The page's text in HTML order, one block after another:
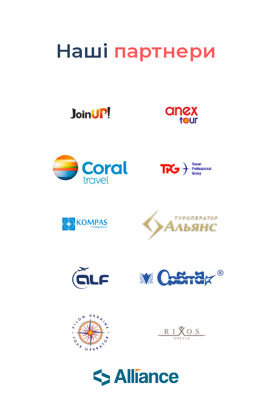
Наші партнери